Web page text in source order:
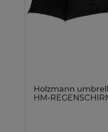
Holzmann
HM-